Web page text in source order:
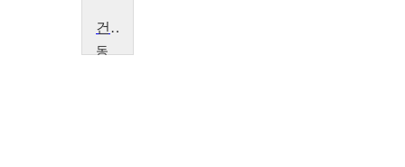
건강과 피트니스를 위한 스포츠 영양
동